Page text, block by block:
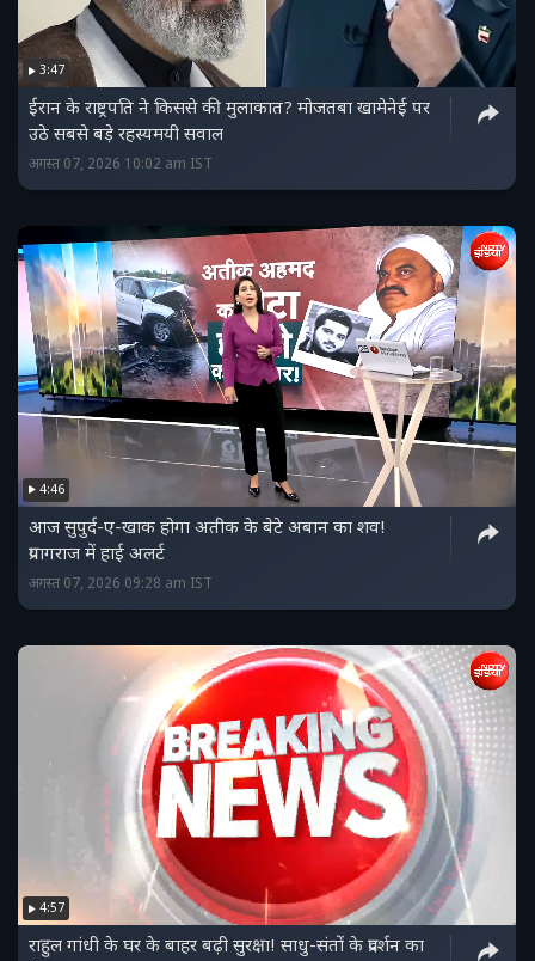
3:47
ईरान के राष्ट्रपति ने किससे की मुलाकात? मोजतबा खामेनेई पर
उठे सबसे बड़े रहस्यमयी सवाल
अगस्त 07, 2026 10:02 am IST
4:46
आज सुपुर्द-ए-खाक होगा अतीक के बेटे अबान का शव!
प्रयागराज में हाई अलर्ट
अगस्त 07, 2026 09:28 am IST
4:57
राहुल गांधी के घर के बाहर बढ़ी सुरक्षा! साधु-संतों के प्रदर्शन का